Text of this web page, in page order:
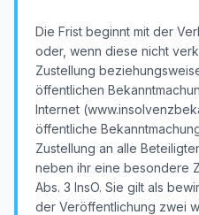
Die Frist beginnt mit der
oder, wenn diese nicht
Zustellung
öffentlichen
Internet
öffentliche
Zustellung an alle
neben ihr eine besondere
Abs. 3 InsO. Sie gilt als
der Veröffentlichung zwei